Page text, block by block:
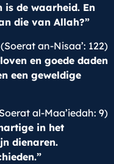
de waarheid. En
die van Allah?”
(Soerat an-Nisaa’: 122)
en goede daden
een geweldige
al-Maa’iedah: 9)
in het
dienaren.